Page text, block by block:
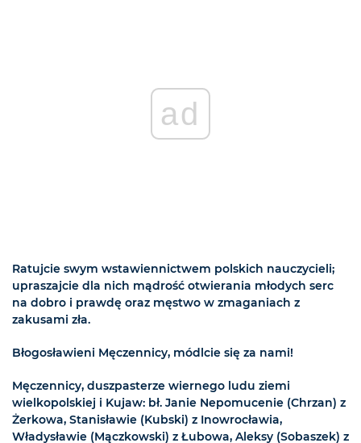
ad
Ratujcie swym wstawiennictwem polskich nauczycieli;
upraszajcie dla nich mądrość otwierania młodych serc
na dobro i prawdę oraz męstwo w zmaganiach z
zakusami zła.
Błogosławieni Męczennicy, módlcie się za nami!
Męczennicy, duszpasterze wiernego ludu ziemi
wielkopolskiej i Kujaw: bł. Janie Nepomucenie (Chrzan) z
Żerkowa, Stanisławie (Kubski) z Inowrocławia,
Władysławie (Mączkowski) z Łubowa, Aleksy (Sobaszek) z